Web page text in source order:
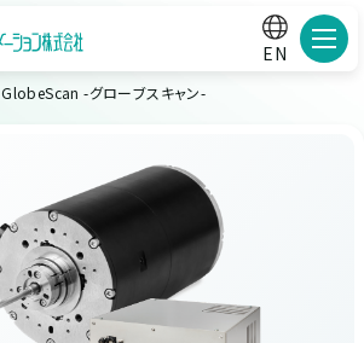
EN メニ
GlobeScan -グローブスキャン-